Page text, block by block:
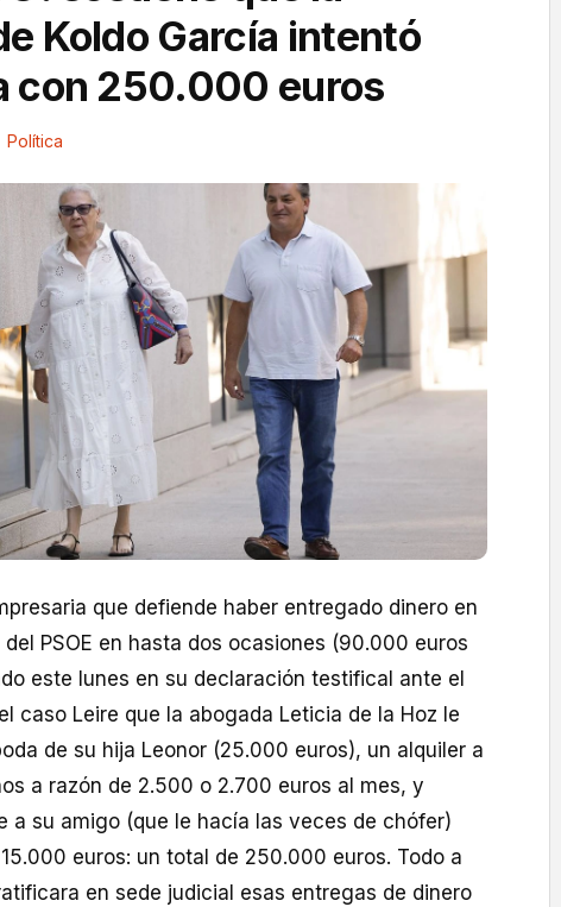
Koldo García intentó
con 250.000 euros
Política
que defiende haber entregado dinero en
PSOE en hasta dos ocasiones (90.000 euros
este lunes en su declaración testifical ante el
caso Leire que la abogada Leticia de la Hoz le
de su hija Leonor (25.000 euros), un alquiler a
a razón de 2.500 o 2.700 euros al mes, y
a su amigo (que le hacía las veces de chófer)
euros: un total de 250.000 euros. Todo a
en sede judicial esas entregas de dinero